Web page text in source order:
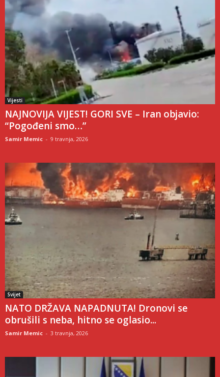
Vijesti
NAJNOVIJA VIJEST! GORI SVE – Iran objavio:
“Pogođeni smo…”
Samir Memic - 9 travnja, 2026
Svijet
NATO DRŽAVA NAPADNUTA! Dronovi se
obrušili s neba, hitno se oglasio...
Samir Memic - 3 travnja, 2026